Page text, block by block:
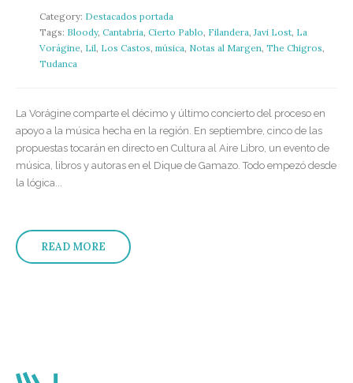
Category: Destacados portada
Tags: Bloody, Cantabria, Cierto Pablo, Filandera,Javi Lost, La
Vorágine, Lil, Los Castos, música, Notas al Margen, The Chigros,
Tudanca
La Vorágine comparte el décimo y último concierto del proceso en
apoyo a la música hecha en la región. En septiembre, cinco de las
propuestas tocarán en directo en Cultura al Aire Libro, un evento de
música, libros y autoras en el Dique de Gamazo. Todo empezó desde
la lógica...
READ MORE